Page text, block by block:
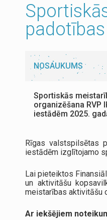
NOSAUKUMS
Sportiskās
organizēšana RVP
iestādēm 2025.
Rīgas valstspilsētas
iestādēm izglītojamo
Lai pieteiktos
un aktivitāšu
meistarības aktivitāšu
Ar iekšējiem